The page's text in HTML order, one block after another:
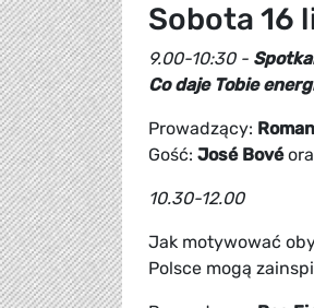
Sobota 16
9.00-10:30 -
Co daje Tobie
Prowadzący:
Gość: José Bové
10.30-12.00
Jak motywować
Polsce mogą